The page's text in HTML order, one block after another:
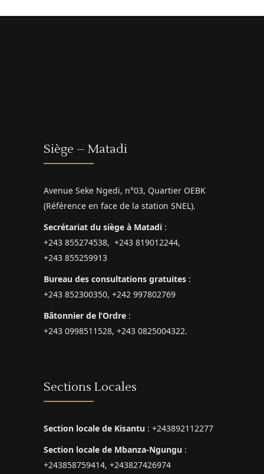
Siège – Matadi
Avenue Seke Ngedi, n°03, Quartier OEBK
(Référence en face de la station SNEL).
Secrétariat du siège à Matadi :
+243 855274538, +243 819012244,
+243 855259913
Bureau des consultations gratuites :
+243 852300350, +242 997802769
Bâtonnier de l’Ordre :
+243 0998511528, +243 0825004322.
Sections Locales
Section locale de Kisantu : +243892112277
Section locale de Mbanza-Ngungu :
+243858759414, +243827426974